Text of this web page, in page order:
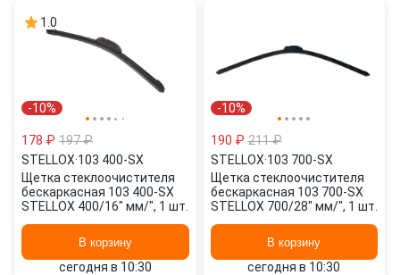
1.0
-10%
178 ₽ 197 ₽
STELLOX·103 400-SX
Щетка стеклоочистителя
бескаркасная 103 400-SX
STELLOX 400/16" мм/", 1 шт.
В корзину
сегодня в 10:30
-10%
190 ₽ 211 ₽
STELLOX·103 700-SX
Щетка стеклоочистителя
бескаркасная 103 700-SX
STELLOX 700/28" мм/", 1 шт.
В корзину
сегодня в 10:30